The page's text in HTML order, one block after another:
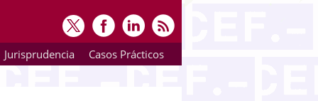
Jurisprudencia Casos Prácticos